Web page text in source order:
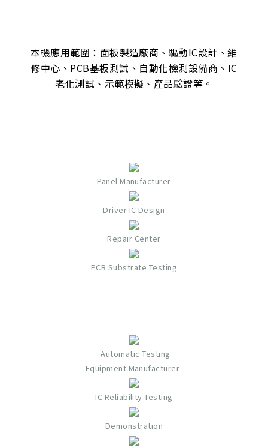
本機應用範圍：面板製造廠商、驅動IC設計、維
修中心、PCB基板測試、自動化檢測設備商、IC
老化測試、示範模擬、產品驗證等。
Panel Manufacturer
Driver IC Design
Repair Center
PCB Substrate Testing
Automatic Testing
Equipment Manufacturer
IC Reliability Testing
Demonstration